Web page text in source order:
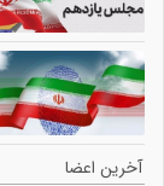
آخرین اعضا